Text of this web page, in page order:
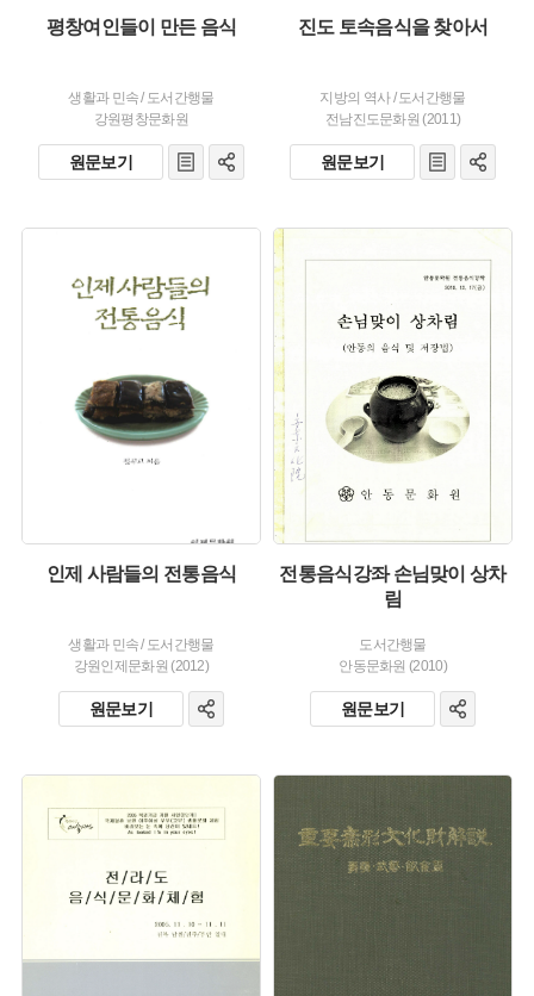
평창여인들이 만든 음식
생활과 민속/ 도서간행물
강원평창문화원
원문보기
진도 토속음식을 찾아서
지방의 역사/도서간행물
전남진도문화원 (2011)
원문보기
인제 사람들의 전통음식
생활과 민속/ 도서간행물
강원인제문화원 (2012)
원문보기
전통음식강좌 손님맞이 상차
림
도서간행물
안동문화원 (2010)
원문보기
생산 :
유형 :